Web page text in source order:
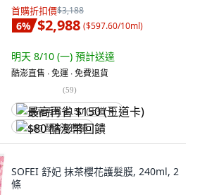
首購折扣價$3,188
6% $2,988 ($597.60/10ml)
明天 8/10 (一) 預計送達
酷澎直售 ∙ 免運 ∙ 免費退貨
(59)
最高再省 $150 (王道卡)
$80 酷澎幣回饋
SOFEI 舒妃 抹茶櫻花護髮膜, 240ml, 2
條